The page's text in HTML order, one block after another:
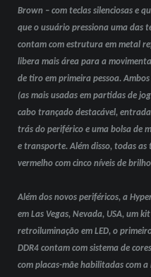
Brown – com teclas silenciosas e
que o usuário pressiona uma das
contam com estrutura em metal
libera mais área para a
de tiro em primeira pessoa. Ambos
(as mais usadas em partidas de
cabo trançado destacável,
trás do periférico e uma bolsa de
e transporte. Além disso, todas as
vermelho com cinco níveis de
Além dos novos periféricos, a
em Las Vegas, Nevada, USA, um
retroiluminação em LED, o
DDR4 contam com sistema de
com placas-mãe habilitadas com